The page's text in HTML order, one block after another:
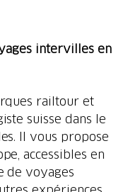
intervilles en
railtour et
suisse dans le
Il vous propose
accessibles en
de voyages